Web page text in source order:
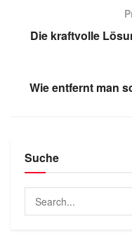
Die kraftvolle
Wie entfernt man
Suche